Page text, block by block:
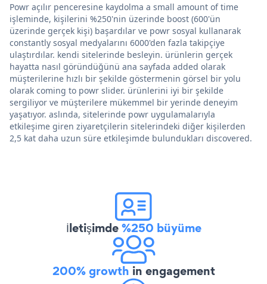
Powr açılır penceresine kaydolma a small amount of time
işleminde, kişilerini %250'nin üzerinde boost (600'ün
üzerinde gerçek kişi) başardılar ve powr sosyal kullanarak
constantly sosyal medyalarını 6000'den fazla takipçiye
ulaştırdılar. kendi sitelerinde besleyin. ürünlerin gerçek
hayatta nasıl göründüğünü ana sayfada added olarak
müşterilerine hızlı bir şekilde göstermenin görsel bir yolu
olarak coming to powr slider. ürünlerini iyi bir şekilde
sergiliyor ve müşterilere mükemmel bir yerinde deneyim
yaşatıyor. aslında, sitelerinde powr uygulamalarıyla
etkileşime giren ziyaretçilerin sitelerindeki diğer kişilerden
2,5 kat daha uzun süre etkileşimde bulundukları discovered.
İletişimde%250 büyüme
200% growth in engagement